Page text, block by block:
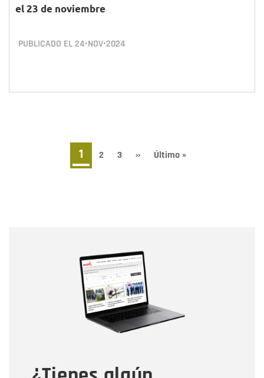
el 23 de noviembre
PUBLICADO EL 24•NOV•2024
Página
actual
1 Page
2 Page
3
Siguiente
››
Última
Último »
Correo electrónico
Tipo de comentario
Mensaje